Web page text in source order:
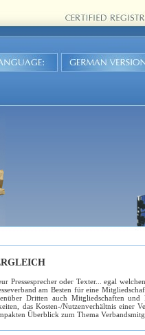
Pressesprecher oder Texter... egal
am Besten für eine
Dritten auch Mitgliedschaften und
das Kosten-/Nutzenverhältnis einer
Überblick zum Thema